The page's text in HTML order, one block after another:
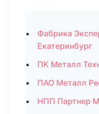
Фабрика
Екатеринбург
ПК Металл
ПАО Металл
НПП Партнер